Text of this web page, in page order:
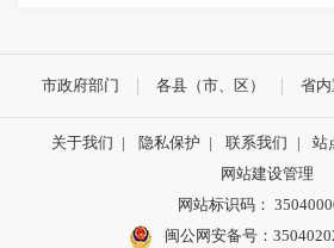
市政府部门 各县（市、区） 省
关于我们 | 隐私保护 | 联系我们 | 站
网站建设管理
网站标识码：
闽公网安备号：